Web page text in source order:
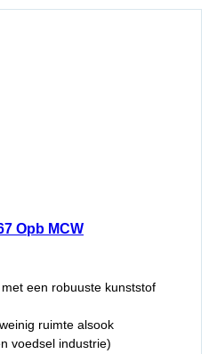
Opb MCW
een robuuste kunststof
ruimte alsook
voedsel industrie)